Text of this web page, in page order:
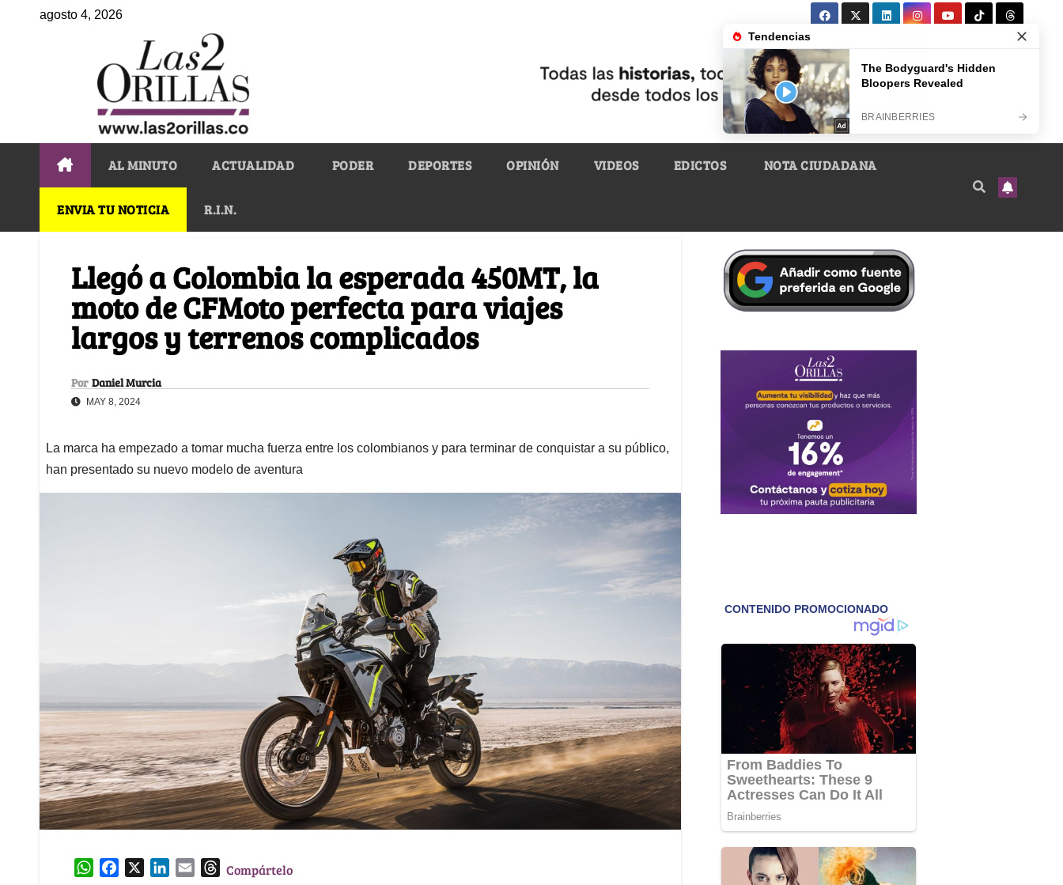
agosto 4, 2026
AL MINUTO ACTUALIDAD PODER DEPORTES OPINIÓN VIDEOS EDICTOS NOTA CIUDADANA
ENVIA TU NOTICIA R.I.N.
Llegó a Colombia la esperada 450MT, la
moto de CFMoto perfecta para viajes
largos y terrenos complicados
Por Daniel Murcia
MAY 8, 2024
La marca ha empezado a tomar mucha fuerza entre los colombianos y para terminar de conquistar a su público,
han presentado su nuevo modelo de aventura
W
TCompártelo